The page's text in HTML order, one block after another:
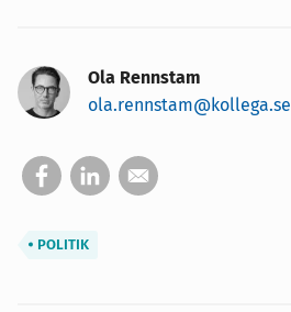
Ola Rennstam
ola.rennstam@kollega.se
POLITIK